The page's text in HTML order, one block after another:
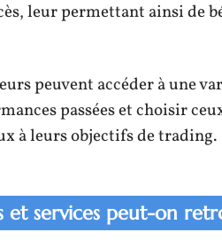
leur permettant ainsi de
peuvent accéder à une
passées et choisir
à leurs objectifs de trading.
et services peut-on